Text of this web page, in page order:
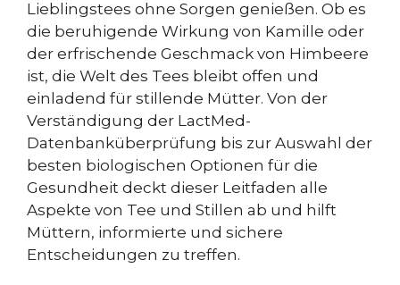
Lieblingstees ohne Sorgen genießen. Ob es
die beruhigende Wirkung von Kamille oder
der erfrischende Geschmack von Himbeere
ist, die Welt des Tees bleibt offen und
einladend für stillende Mütter. Von der
Verständigung der LactMed-
Datenbanküberprüfung bis zur Auswahl der
besten biologischen Optionen für die
Gesundheit deckt dieser Leitfaden alle
Aspekte von Tee und Stillen ab und hilft
Müttern, informierte und sichere
Entscheidungen zu treffen.